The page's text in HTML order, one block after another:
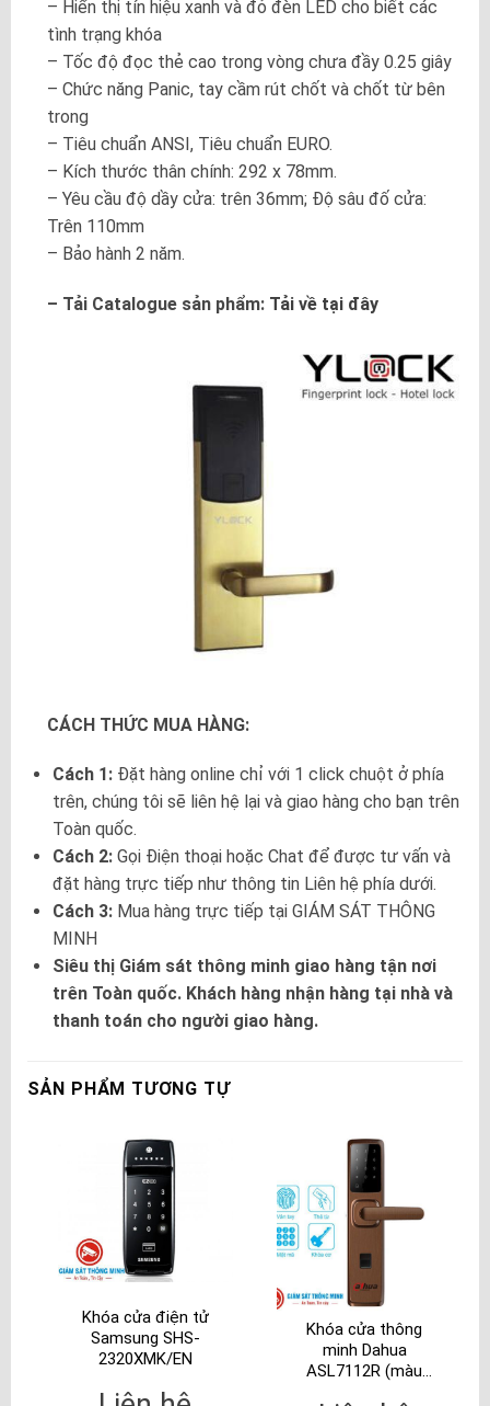
– Hiển thị tín hiệu xanh và đỏ đèn LED cho biết các
tình trạng khóa
– Tốc độ đọc thẻ cao trong vòng chưa đầy 0.25 giây
– Chức năng Panic, tay cầm rút chốt và chốt từ bên
trong
– Tiêu chuẩn ANSI, Tiêu chuẩn EURO.
– Kích thước thân chính: 292 x 78mm.
– Yêu cầu độ dầy cửa: trên 36mm; Độ sâu đố cửa:
Trên 110mm
– Bảo hành 2 năm.
– Tải Catalogue sản phẩm: Tải về tại đây
CÁCH THỨC MUA HÀNG:
Cách 1:Đặt hàng online chỉ với 1 click chuột ở phía
trên, chúng tôi sẽ liên hệ lại và giao hàng cho bạn trên
Toàn quốc.
Cách 2:Gọi Điện thoại hoặc Chat để được tư vấn và
đặt hàng trực tiếp như thông tin Liên hệ phía dưới.
Cách 3:Mua hàng trực tiếp tại GIÁM SÁT THÔNG
MINH
Siêu thị Giám sát thông minh giao hàng tận nơi
trên Toàn quốc. Khách hàng nhận hàng tại nhà và
thanh toán cho người giao hàng.
SẢN PHẨM TƯƠNG TỰ
Khóa cửa điện tử
Samsung SHS-
2320XMK/EN
Khóa cửa thông
minh Dahua
ASL7112R (màu